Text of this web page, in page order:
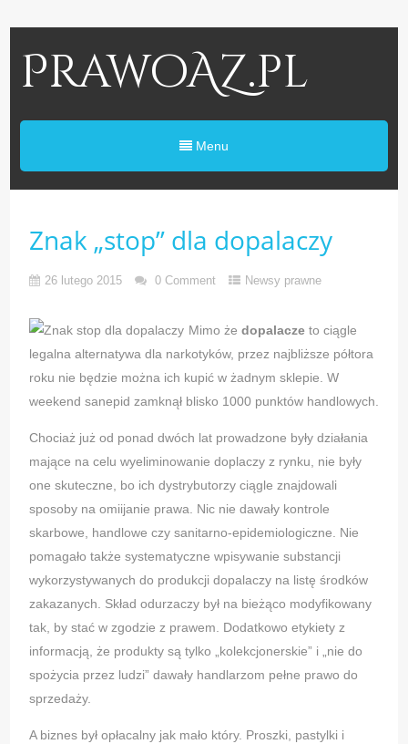
PrawoAZ.pl
Menu
Znak „stop” dla dopalaczy
26 lutego 2015 0 Comment Newsy prawne
Mimo że dopalaczeto ciągle
legalna alternatywa dla narkotyków, przez najbliższe półtora
roku nie będzie można ich kupić w żadnym sklepie. W
weekend sanepid zamknął blisko 1000 punktów handlowych.
Chociaż już od ponad dwóch lat prowadzone były działania
mające na celu wyeliminowanie doplaczy z rynku, nie były
one skuteczne, bo ich dystrybutorzy ciągle znajdowali
sposoby na omiijanie prawa. Nic nie dawały kontrole
skarbowe, handlowe czy sanitarno-epidemiologiczne. Nie
pomagało także systematyczne wpisywanie substancji
wykorzystywanych do produkcji dopalaczy na listę środków
zakazanych. Skład odurzaczy był na bieżąco modyfikowany
tak, by stać w zgodzie z prawem. Dodatkowo etykiety z
informacją, że produkty są tylko „kolekcjonerskie” i „nie do
spożycia przez ludzi” dawały handlarzom pełne prawo do
sprzedaży.
A biznes był opłacalny jak mało który. Proszki, pastylki i